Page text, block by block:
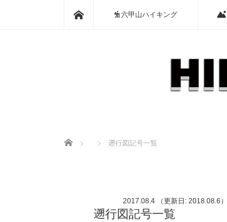
ホーム六甲山ハイキング
ホーム 遡行図記号一覧
2017.08.4（更新日: 2018.08.6）
遡行図記号一覧